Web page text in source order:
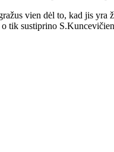
vien dėl to, kad jis
tik su­stip­ri­no